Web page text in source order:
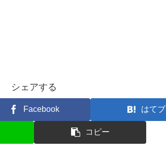
シェアする
Facebook はてブ
コピー